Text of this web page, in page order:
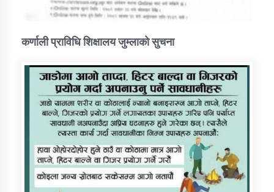
कर्णाली प्राविधि शिक्षालय जुम्लाको सुचना